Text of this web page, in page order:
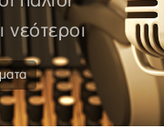
νεότεροι